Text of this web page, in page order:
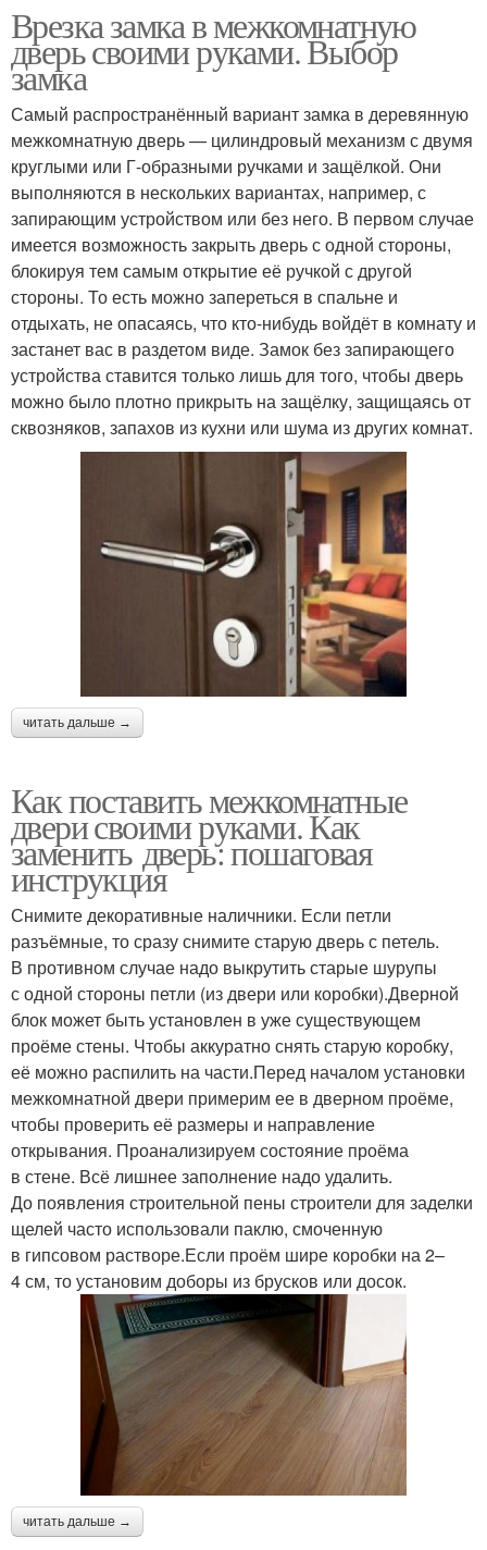
Врезка замка в межкомнатную
дверь своими руками. Выбор
замка
Самый распространённый вариант замка в деревянную
межкомнатную дверь — цилиндровый механизм с двумя
круглыми или Г-образными ручками и защёлкой. Они
выполняются в нескольких вариантах, например, с
запирающим устройством или без него. В первом случае
имеется возможность закрыть дверь с одной стороны,
блокируя тем самым открытие её ручкой с другой
стороны. То есть можно запереться в спальне и
отдыхать, не опасаясь, что кто-нибудь войдёт в комнату и
застанет вас в раздетом виде. Замок без запирающего
устройства ставится только лишь для того, чтобы дверь
можно было плотно прикрыть на защёлку, защищаясь от
сквозняков, запахов из кухни или шума из других комнат.
читать дальше →
Как поставить межкомнатные
двери своими руками. Как
заменить дверь: пошаговая
инструкция
Снимите декоративные наличники. Если петли
разъёмные, то сразу снимите старую дверь с петель.
В противном случае надо выкрутить старые шурупы
с одной стороны петли (из двери или коробки).Дверной
блок может быть установлен в уже существующем
проёме стены. Чтобы аккуратно снять старую коробку,
её можно распилить на части.Перед началом установки
межкомнатной двери примерим ее в дверном проёме,
чтобы проверить её размеры и направление
открывания. Проанализируем состояние проёма
в стене. Всё лишнее заполнение надо удалить.
До появления строительной пены строители для заделки
щелей часто использовали паклю, смоченную
в гипсовом растворе.Если проём шире коробки на 2–
4 см, то установим доборы из брусков или досок.
читать дальше →